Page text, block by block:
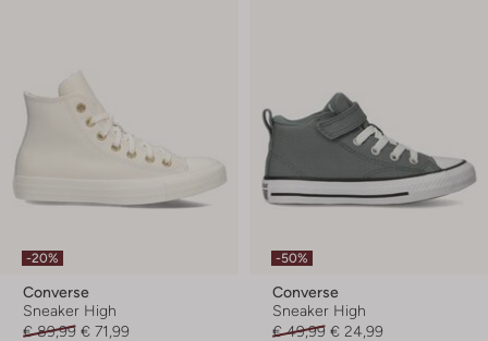
-20%
Converse
Sneaker High
€ 89,99 € 71,99
-50%
Converse
Sneaker High
€ 49,99 € 24,99